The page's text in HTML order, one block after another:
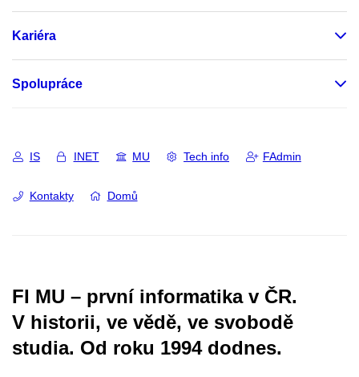
Kariéra
Spolupráce
IS INET MU Tech info FAdmin
Kontakty Domů
FI MU – první informatika v ČR.
V historii, ve vědě, ve svobodě
studia. Od roku 1994 dodnes.